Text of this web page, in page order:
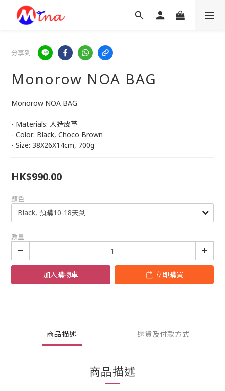
分享到
Monorow NOA BAG
Monorow NOA BAG
- Materials: 人造皮革
- Color: Black, Choco Brown
- Size: 38X26X14cm, 700g
HK$990.00
顏色
數量
加入購物車 立即購買
商品描述 送貨及付款方式
商品描述